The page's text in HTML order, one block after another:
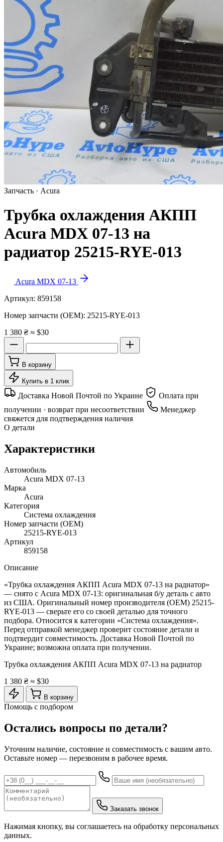
Запчасть · Acura
Трубка охлаждения АКПП
Acura MDX 07-13 на
радиатор 25215-RYE-013
Acura MDX 07-13
Артикул: 859158
Номер запчасти (OEM): 25215-RYE-013
1 380 ₴ ≈ $30
В корзину
Купить в 1 клик
Доставка Новой Почтой по Украине
Оплата при
получении · возврат при несоответствии
Менеджер
свяжется для подтверждения наличия
О детали
Характеристики
Автомобиль
Acura MDX 07-13
Марка
Acura
Категория
Система охлаждения
Номер запчасти (OEM)
25215-RYE-013
Артикул
859158
Описание
«Трубка охлаждения АКПП Acura MDX 07-13 на радиатор»
— снято с Acura MDX 07-13: оригинальная б/у деталь с авто
из США. Оригинальный номер производителя (OEM) 25215-
RYE-013 — сверьте его со своей деталью для точного
подбора. Относится к категории «Система охлаждения».
Перед отправкой менеджер проверит состояние детали и
подтвердит совместимость. Доставка Новой Почтой по
Украине; возможна оплата при получении.
Трубка охлаждения АКПП Acura MDX 07-13 на радиатор
1 380 ₴ ≈ $30
В корзину
Помощь с подбором
Остались вопросы по детали?
Уточним наличие, состояние и совместимость с вашим авто.
Оставьте номер — перезвоним в рабочее время.
Заказать звонок
Нажимая кнопку, вы соглашаетесь на обработку персональных
данных.